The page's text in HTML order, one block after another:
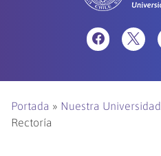
Portada » Nuestra Universidad
Rectoría